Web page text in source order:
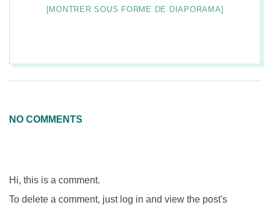
[MONTRER SOUS FORME DE DIAPORAMA]
NO COMMENTS
Hi, this is a comment.
To delete a comment, just log in and view the post's